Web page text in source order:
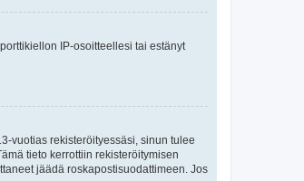
IP-osoitteellesi tai estänyt
vuotias rekisteröityessäsi, sinun tulee
tieto kerrottiin rekisteröitymisen
jäädä roskapostisuodattimeen. Jos